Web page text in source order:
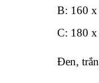
B: 160
C: 180
Đen,